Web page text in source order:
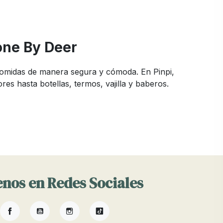
By Deer
de manera segura y cómoda. En Pinpi,
hasta botellas, termos, vajilla y baberos.
tus necesidades y estilo de vida.
en Redes Sociales